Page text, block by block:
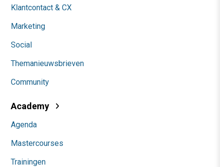
Klantcontact & CX
Marketing
Social
Themanieuwsbrieven
Community
Academy
Agenda
Mastercourses
Trainingen